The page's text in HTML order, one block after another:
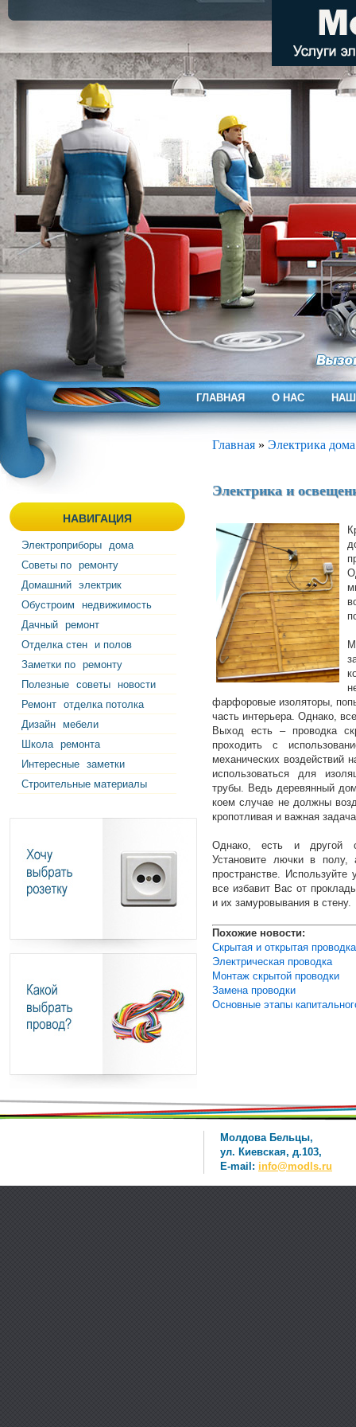
ГЛАВНАЯ О НАС
НАВИГАЦИЯ
Электроприборы дома
Советы по ремонту
Домашний электрик
Обустроим
недвижимость
Дачный ремонт
Отделка стен
и полов
Заметки по ремонту
Полезные советы
новости
Ремонт отделка потолка
Дизайн
мебели
Школа ремонта
Интересные заметки
Строительные материалы
Главная » Электрика дома
Электрика и
фарфоровые изоляторы,
часть интерьера. Однако,
Выход есть – проводка
проходить с
механических воздействий
использоваться для
трубы. Ведь деревянный
коем случае не должны
кропотливая и важная
Однако, есть и другой
Установите лючки в полу,
пространстве.
все избавит Вас от
и их замуровывания в стену.
Похожие новости:
Скрытая и открытая проводка
Электрическая проводка
Монтаж скрытой проводки
Замена проводки
Основные этапы
Молдова Бельцы,
ул. Киевская, д.103,
E-mail: info@modls.ru